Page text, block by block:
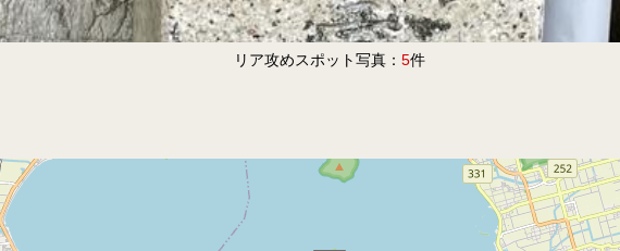
リア攻めスポット写真： 5件